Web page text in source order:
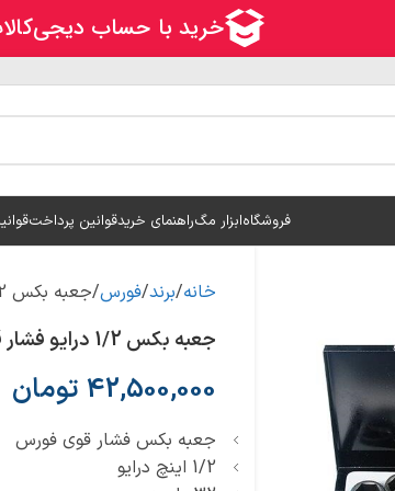
فروشگاهابزار مگراهنمای خریدقوانین پرداخت
خانه برند فورس جعبه بکس 1/2 درایو فشار قوی ساچمه دار 32 عددی مدل F4323 برند FORCE
جعبه بکس 1/2 درایو فشار قوی ساچمه دار 32 عددی مدل F4323 برند FORCE
42,500,000 تومان
جعبه بکس فشار قوی فورس
1/2 اینچ درایو